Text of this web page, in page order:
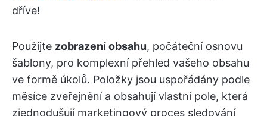
dříve!
Použijte zobrazení obsahu, počáteční osnovu
šablony, pro komplexní přehled vašeho obsahu
ve formě úkolů. Položky jsou uspořádány podle
měsíce zveřejnění a obsahují vlastní pole, která
zjednodušují marketingový proces sledování